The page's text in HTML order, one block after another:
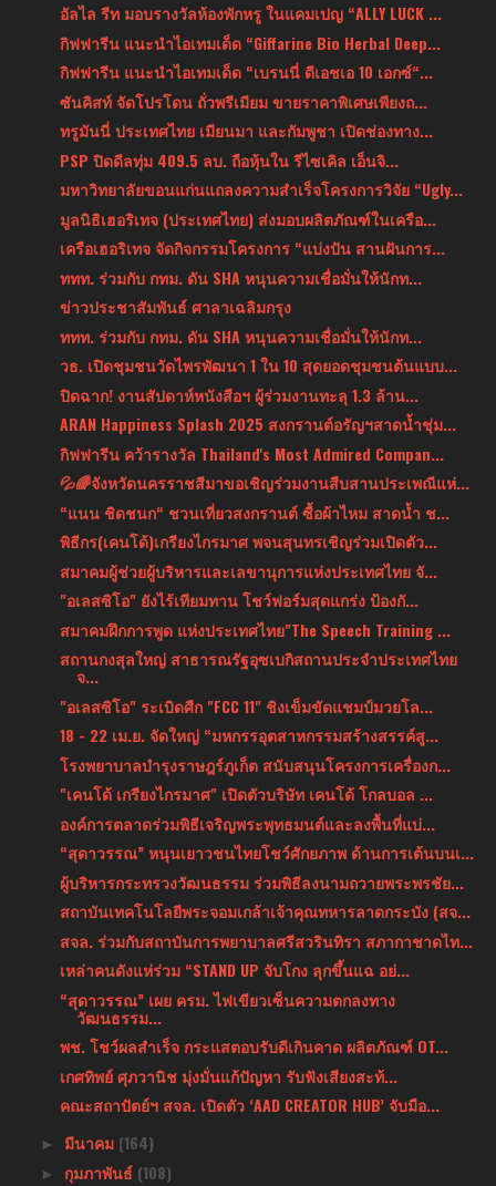
อัลไล รีท มอบรางวัลห้องพักหรู ในแคมเปญ “ALLY LUCK ...
กิฟฟารีน แนะนำไอเทมเด็ด “Giffarine Bio Herbal Deep...
กิฟฟารีน แนะนำไอเทมเด็ด “เบรนนี่ ดีเอชเอ 10 เอกซ์“...
ซันคิสท์ จัดโปรโดน ถั่วพรีเมียม ขายราคาพิเศษเพียงถ...
ทรูมันนี่ ประเทศไทย เมียนมา และกัมพูชา เปิดช่องทาง...
PSP ปิดดีลทุ่ม 409.5 ลบ. ถือหุ้นใน รีไซเคิล เอ็นจิ...
มหาวิทยาลัยขอนแก่นแถลงความสำเร็จโครงการวิจัย “Ugly...
มูลนิธิเฮอริเทจ (ประเทศไทย) ส่งมอบผลิตภัณฑ์ในเครือ...
เครือเฮอริเทจ จัดกิจกรรมโครงการ “แบ่งปัน สานฝันการ...
ททท. ร่วมกับ กทม. ดัน SHA หนุนความเชื่อมั่นให้นักท...
ข่าวประชาสัมพันธ์ ศาลาเฉลิมกรุง
ททท. ร่วมกับ กทม. ดัน SHA หนุนความเชื่อมั่นให้นักท...
วธ. เปิดชุมชนวัดไพรพัฒนา 1 ใน 10 สุดยอดชุมชนต้นแบบ...
ปิดฉาก! งานสัปดาห์หนังสือฯ ผู้ร่วมงานทะลุ 1.3 ล้าน...
ARAN Happiness Splash 2025 สงกรานต์อรัญฯสาดน้ำชุ่ม...
กิฟฟารีน คว้ารางวัล Thailand's Most Admired Compan...
💦🌈จังหวัดนครราชสีมาขอเชิญร่วมงานสืบสานประเพณีแห่...
“แนน ชิดชนก“ ชวนเที่ยวสงกรานต์ ซื้อผ้าไหม สาดน้ำ ช...
พิธีกร(เคนโด้)เกรียงไกรมาศ พจนสุนทรเชิญร่วมเปิดตัว...
สมาคมผู้ช่วยผู้บริหารและเลขานุการแห่งประเทศไทย จั...
"อเลสซิโอ" ยังไร้เทียมทาน โชว์ฟอร์มสุดแกร่ง ป้องกั...
สมาคมฝึกการพูด แห่งประเทศไทย"The Speech Training ...
สถานกงสุลใหญ่ สาธารณรัฐอุซเบกิสถานประจำประเทศไทย
จ...
"อเลสซิโอ" ระเบิดศืก "FCC 11" ชิงเข็มขัดแชมป์มวยโล...
18 - 22 เม.ย. จัดใหญ่ “มหกรรอุตสาหกรรมสร้างสรรค์สู...
โรงพยาบาลบำรุงราษฎร์ภูเก็ต สนับสนุนโครงการเครื่องก...
"เคนโด้ เกรียงไกรมาศ" เปิดตัวบริษัท เคนโด้ โกลบอล ...
องค์การตลาดร่วมพิธีเจริญพระพุทธมนต์และลงพื้นที่แบ่...
“สุดาวรรณ” หนุนเยาวชนไทยโชว์ศักยภาพ ด้านการเต้นบนเ...
ผู้บริหารกระทรวงวัฒนธรรม ร่วมพิธีลงนามถวายพระพรชัย...
สถาบันเทคโนโลยีพระจอมเกล้าเจ้าคุณทหารลาดกระบัง (สจ...
สจล. ร่วมกับสถาบันการพยาบาลศรีสวรินทิรา สภากาชาดไท...
เหล่าคนดังแห่ร่วม “STAND UP จับโกง ลุกขึ้นแฉ อย่...
“สุดาวรรณ” เผย ครม. ไฟเขียวเซ็นความตกลงทาง
วัฒนธรรม...
พช. โชว์ผลสำเร็จ กระแสตอบรับดีเกินคาด ผลิตภัณฑ์ OT...
เกศทิพย์ ศุภวานิช มุ่งมั่นแก้ปัญหา รับฟังเสียงสะท้...
คณะสถาปัตย์ฯ สจล. เปิดตัว ‘AAD CREATOR HUB’ จับมือ...
► มีนาคม (164)
► กุมภาพันธ์ (108)